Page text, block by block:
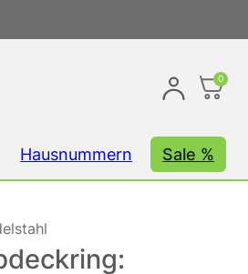
0
Hausnummern Sale %